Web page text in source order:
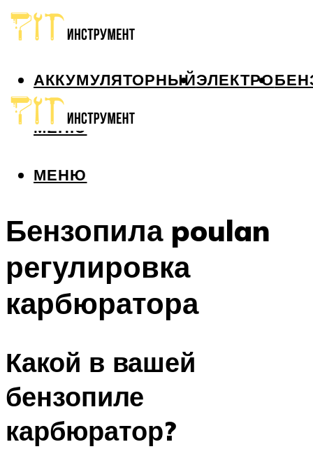
АККУМУЛЯТОРНЫЙЭЛЕКТРО
МЕНЮ
МЕНЮ
Бензопила poulan
регулировка
карбюратора
Какой в вашей
бензопиле
карбюратор?